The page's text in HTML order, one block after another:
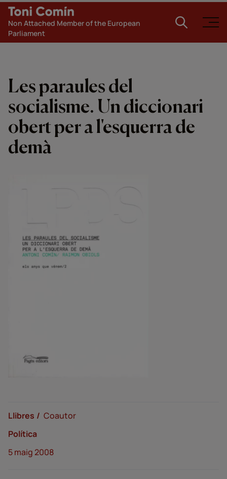
Non Attached Member of the European
Parliament
Les paraules del
socialisme. Un diccionari
obert per a l'esquerra de
demà
Llibres
Coautor
Política
5 maig 2008